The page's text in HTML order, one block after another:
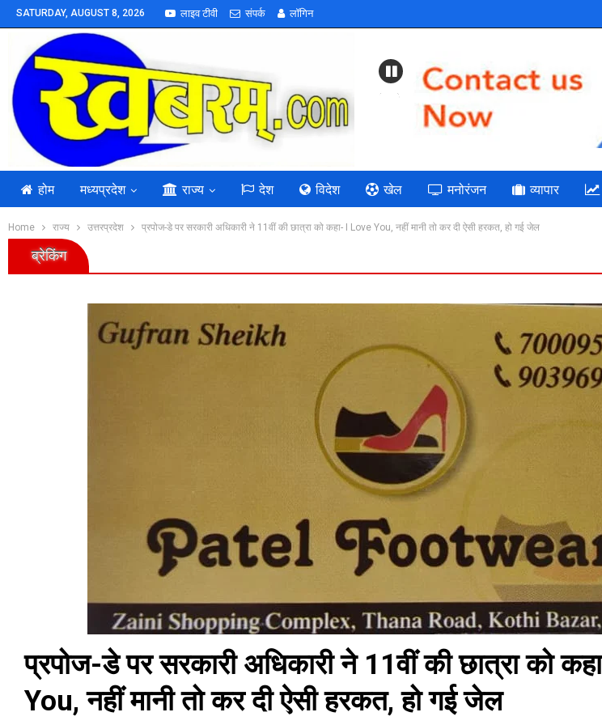
SATURDAY, AUGUST 8, 2026 लाइव टीवी संपर्क लॉगिन
Previous
होम मध्यप्रदेश राज्य देश विदेश खेल मनोरंजन व्यापार
Home राज्य उत्तरप्रदेश प्रपोज-डे पर सरकारी अधिकारी ने 11वीं की छात्रा को कहा- I Love You, नहीं मानी तो कर दी ऐसी हरकत, हो गई जेल
ब्रेकिंग दतिया
प्रपोज-डे पर सरकारी अधिकारी ने 11वीं की छात्रा को
You, नहीं मानी तो कर दी ऐसी हरकत, हो गई जेल